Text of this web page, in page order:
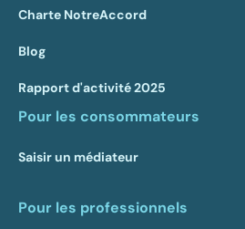
Charte NotreAccord
Blog
Rapport d'activité 2025
Pour les consommateurs
Saisir un médiateur
Pour les professionnels